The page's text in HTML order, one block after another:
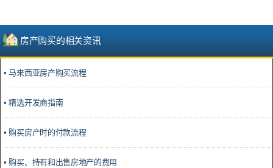
房产购买的相关资讯
• 马来西亚房产购买流程
• 精选开发商指南
• 购买房产时的付款流程
• 购买、持有和出售房地产的费用